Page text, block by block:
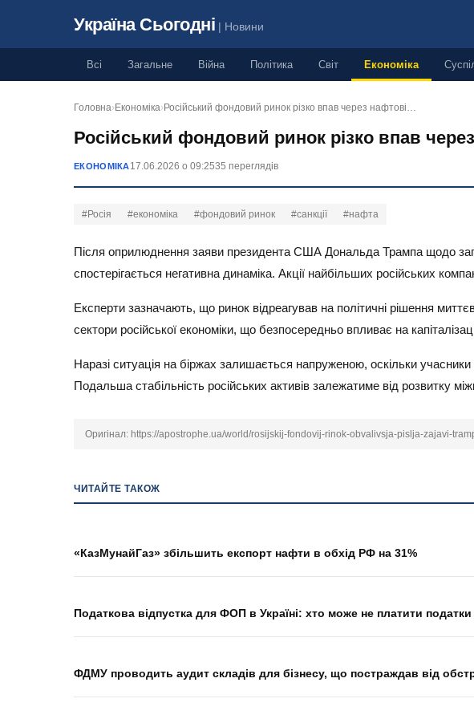
Україна Сьогодні | Новини
Всі Загальне Війна Політика Світ Економіка
Головна› Економіка› Російський фондовий ринок різко впав через нафтові…
Російський фондовий ринок різко впав
ЕКОНОМІКА17.06.2026 о 09:2535 переглядів
#Росія #економіка #фондовий ринок #санкції #нафта
Після оприлюднення заяви президента США Дональда Трампа щодо
спостерігається негативна динаміка. Акції найбільших російських
Експерти зазначають, що ринок відреагував на політичні рішення
сектори російської економіки, що безпосередньо впливає на
Наразі ситуація на біржах залишається напруженою, оскільки
Подальша стабільність російських активів залежатиме від розвитку
Оригінал: https://apostrophe.ua/world/rosijskij-fondovij-rinok-obvalivsja-pislja-zajavi-
ЧИТАЙТЕ ТАКОЖ
«КазМунайГаз» збільшить експорт нафти в обхід РФ на 31%
Податкова відпустка для ФОП в Україні: хто може не платити податки
ФДМУ проводить аудит складів для бізнесу, що постраждав від